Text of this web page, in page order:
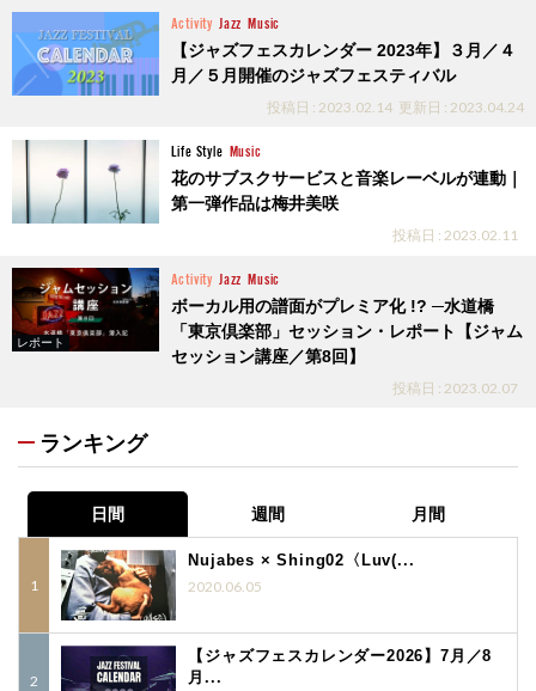
Activity Jazz Music
【ジャズフェスカレンダー 2023年】３月／４
月／５月開催のジャズフェスティバル
投稿日 : 2023.02.14 更新日 : 2023.04.24
Life Style Music
花のサブスクサービスと音楽レーベルが連動｜
第一弾作品は梅井美咲
投稿日 : 2023.02.11
レポート
Activity Jazz Music
ボーカル用の譜面がプレミア化 !? ─水道橋
「東京倶楽部」セッション・レポート【ジャム
セッション講座／第8回】
投稿日 : 2023.02.07
ランキング
日間 週間 月間
Nujabes × Shing02〈Luv(...
2020.06.05
【ジャズフェスカレンダー2026】7月／8
月...